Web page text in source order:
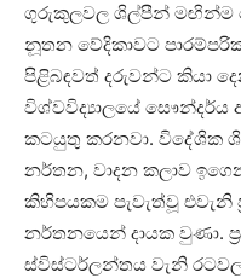
ගුරුකුලවල ශිල්පීන් මඟින්ම
නූතන වේදිකාවට
පිළිබඳවත් දරුවන්ට කියා
විශ්වවිද්‍යාලයේ සෞන්දර්ය
කටයුතු කරනවා. විදේශික
නර්තන, වාදන කලාව
කිහිපයකම පැවැත්වූ එවැනි
නර්තනයෙන් දායක වුණා.
ස්විස්ටර්ලන්තය වැනි